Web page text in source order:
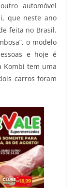
automóvel
que neste ano
feita no Brasil.
o modelo
e hoje é
Kombi tem uma
carros foram